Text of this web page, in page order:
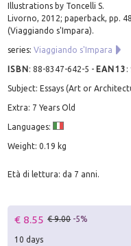
Illustrations by Toncelli S.
Livorno, 2012; paperback, pp.
(Viaggiando s'Impara).
series:Viaggiando s'Impara
ISBN:88-8347-642-5 - EAN13 :
Subject: Essays (Art or
Extra: 7 Years Old
Languages:
Weight: 0.19 kg
Età di lettura: da 7 anni.
€ 8.55 € 9.00 -5%
10 days